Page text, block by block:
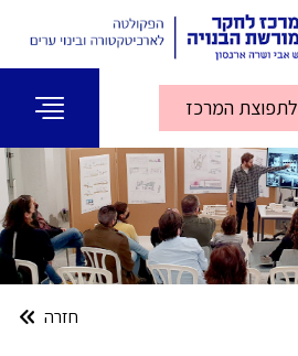
לתפוצת המרכז
חזרה